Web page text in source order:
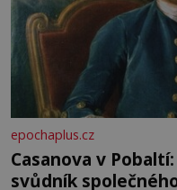
epochaplus.cz
Casanova v
svůdník